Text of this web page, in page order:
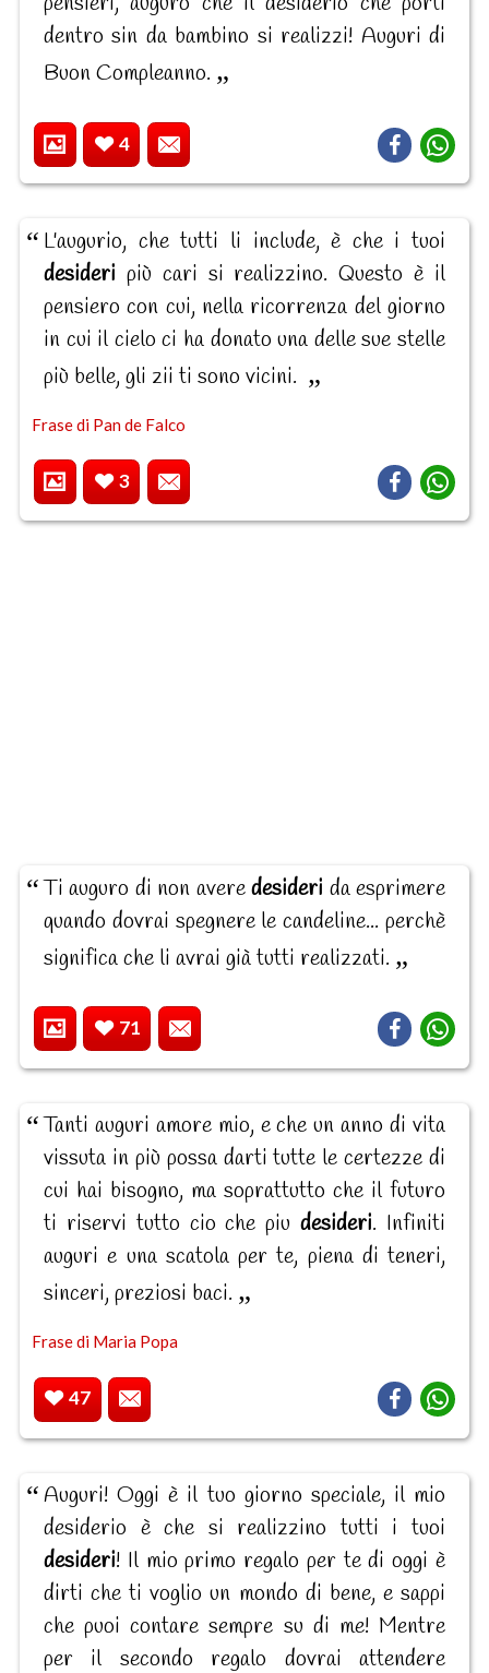
dentro sin da bambino si realizzi! Auguri di
Buon Compleanno.
4
L'augurio, che tutti li include, è che i tuoi
desideri più cari si realizzino. Questo è il
pensiero con cui, nella ricorrenza del giorno
in cui il cielo ci ha donato una delle sue stelle
più belle, gli zii ti sono vicini.
Frase di Pan de Falco
3
Ti auguro di non averedesideri da esprimere
quando dovrai spegnere le candeline... perchè
significa che li avrai già tutti realizzati.
71
Tanti auguri amore mio, e che un anno di vita
vissuta in più possa darti tutte le certezze di
cui hai bisogno, ma soprattutto che il futuro
ti riservi tutto cio che piudesideri. Infiniti
auguri e una scatola per te, piena di teneri,
sinceri, preziosi baci.
Frase di Maria Popa
47
Auguri! Oggi è il tuo giorno speciale, il mio
desiderio è che si realizzino tutti i tuoi
desideri! Il mio primo regalo per te di oggi è
dirti che ti voglio un mondo di bene, e sappi
che puoi contare sempre su di me! Mentre
per il secondo regalo dovrai attendere